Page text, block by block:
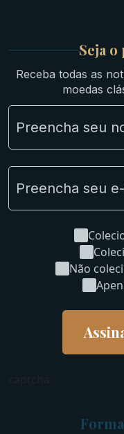
NGC
Seja
Receba todas as
moedas
Não